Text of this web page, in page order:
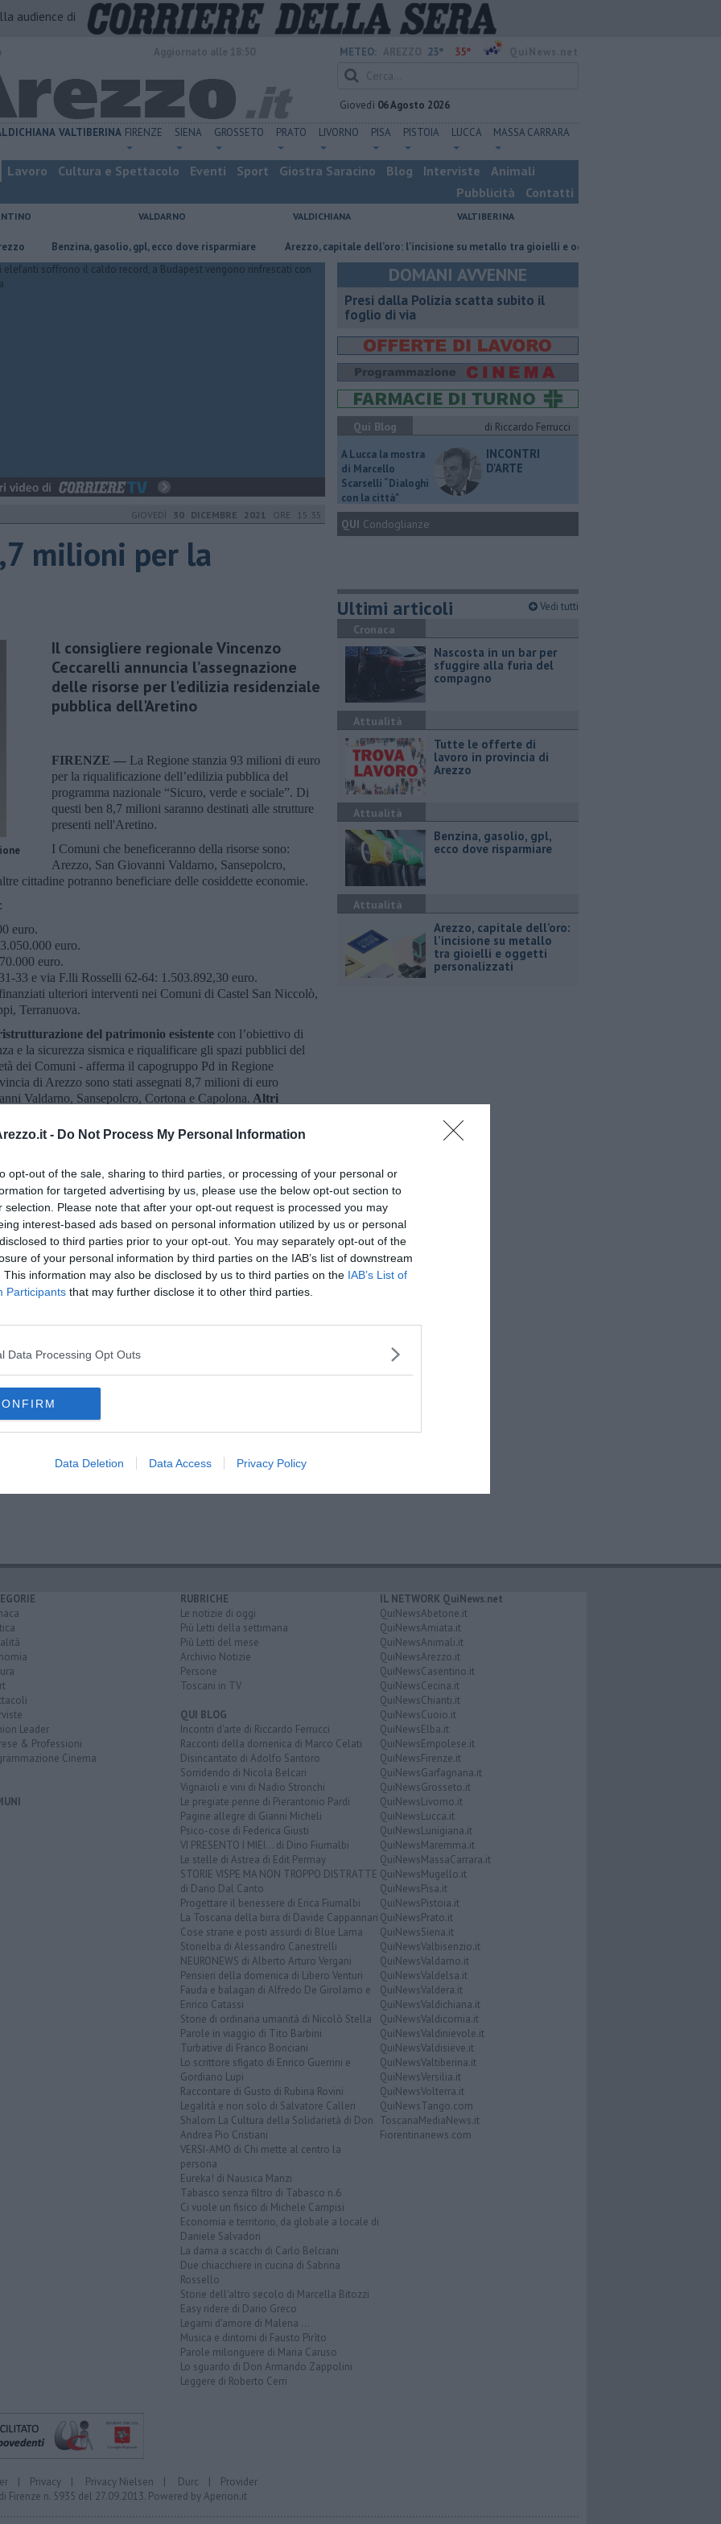
- Do Not Process My Personal Information
opt-out of the sale, sharing to third parties, or processing of your personal or
for targeted advertising by us, please use the below opt-out section to
selection. Please note that after your opt-out request is processed you may
interest-based ads based on personal information utilized by us or personal
to third parties prior to your opt-out. You may separately opt-out of the
of your personal information by third parties on the IAB’s list of downstream
This information may also be disclosed by us to third parties on the IAB’s List of
Participants that may further disclose it to other third parties.
Data Processing Opt Outs
Data Deletion Data Access Privacy Policy
audience di
METEO: 23° 35°
Giovedì 06 Agosto 2026
VALTIBERINA FIRENZE SIENA GROSSETO PRATO LIVORNO PISA PISTOIA LUCCA MASSA CARRARA
Lavoro Cultura e Spettacolo Eventi Sport Giostra Saracino Blog Interviste
Animali
Pubblicità
Contatti
VALDARNO VALDICHIANA VALTIBERINA
​Benzina, gasolio, gpl, ecco dove risparmiare Arezzo, capitale dell’oro: l’incisione su metallo tra gioielli e oggetti personalizzati
GIOVEDÌ 30 DICEMBRE 2021 ORE 15:35
milioni per la
Il consigliere regionale Vincenzo
Ceccarelli annuncia l’assegnazione
delle risorse per l'edilizia residenziale
pubblica dell'Aretino
FIRENZE — La Regione stanzia 93 milioni di euro
per la riqualificazione dell’edilizia pubblica del
programma nazionale “Sicuro, verde e sociale”. Di
questi ben 8,7 milioni saranno destinati alle strutture
presenti nell'Aretino.
I Comuni che beneficeranno della risorse sono:
Arezzo, San Giovanni Valdarno, Sansepolcro,
cittadine potranno beneficiare delle cosiddette economie.
euro.
euro.
euro.
33 e via F.lli Rosselli 62-64: 1.503.892,30 euro.
ulteriori interventi nei Comuni di Castel San Niccolò,
Terranuova.
del patrimonio esistente con l’obiettivo di
e la sicurezza sismica e riqualificare gli spazi pubblici del
dei Comuni - afferma il capogruppo Pd in Regione
di Arezzo sono stati assegnati 8,7 milioni di euro
Valdarno, Sansepolcro, Cortona e Capolona. Altri
regionale,29 milioni in tre anni . Un investimento
e un passo verso la
inquilini e dei quartieri residenziali. Un ringraziamento
Pnrr sta portando avanti ed implementando il lavoro che
iscriviti allaNewsletter QUInews - ToscanaMedia.
nella tua casella di posta.
pubblica rai 1 provincia di arezzo
san giovanni valdarno
DOMANI AVVENNE
Presi dalla Polizia scatta subito il
foglio di via
Qui Blog
di Riccardo Ferrucci
A Lucca la mostra
di Marcello
Scarselli “Dialoghi
con la città"
INCONTRI
D'ARTE
QUI Condoglianze
Ultimi articoli Vedi tutti
Cronaca
Nascosta in un bar per
sfuggire alla furia del
compagno
Attualità
​Tutte le offerte di
lavoro in provincia di
Arezzo
Attualità
​Benzina, gasolio, gpl,
ecco dove risparmiare
Attualità
Arezzo, capitale dell’oro:
l’incisione su metallo
tra gioielli e oggetti
personalizzati
Leader
& Professioni
Cinema
RUBRICHE
Le notizie di oggi
Più Letti della settimana
Più Letti del mese
Archivio Notizie
Persone
Toscani in TV
QUI BLOG
Incontri d'arte di Riccardo Ferrucci
Racconti della domenica di Marco Celati
Disincantato di Adolfo Santoro
Sorridendo di Nicola Belcari
Vignaioli e vini di Nadio Stronchi
Le pregiate penne di Pierantonio Pardi
Pagine allegre di Gianni Micheli
Psico-cose di Federica Giusti
VI PRESENTO I MIEI... di Dino Fiumalbi
Le stelle di Astrea di Edit Permay
STORIE VISPE MA NON TROPPO DISTRATTE
di Dario Dal Canto
Progettare il benessere di Erica Fiumalbi
La Toscana della birra di Davide Cappannari
Cose strane e posti assurdi di Blue Lama
Storielba di Alessandro Canestrelli
NEURONEWS di Alberto Arturo Vergani
Pensieri della domenica di Libero Venturi
Fauda e balagan di Alfredo De Girolamo e
Enrico Catassi
Storie di ordinaria umanità di Nicolò Stella
Parole in viaggio di Tito Barbini
Turbative di Franco Bonciani
Lo scrittore sfigato di Enrico Guerrini e
Gordiano Lupi
Raccontare di Gusto di Rubina Rovini
Legalità e non solo di Salvatore Calleri
Shalom La Cultura della Solidarietà di Don
Andrea Pio Cristiani
VERSI-AMO di Chi mette al centro la
persona
Eureka! di Nausica Manzi
Tabasco senza filtro di Tabasco n.6
Ci vuole un fisico di Michele Campisi
Economia e territorio, da globale a locale di
Daniele Salvadori
La dama a scacchi di Carlo Belciani
Due chiacchiere in cucina di Sabrina
Rossello
Storie dell'altro secolo di Marcella Bitozzi
Easy ridere di Dario Greco
Legami d'amore di Malena ...
Musica e dintorni di Fausto Pirìto
Parole milonguere di Maria Caruso
Lo sguardo di Don Armando Zappolini
Leggere di Roberto Cerri
IL NETWORK QuiNews.net
QuiNewsAbetone.it
QuiNewsAmiata.it
QuiNewsAnimali.it
QuiNewsArezzo.it
QuiNewsCasentino.it
QuiNewsCecina.it
QuiNewsChianti.it
QuiNewsCuoio.it
QuiNewsElba.it
QuiNewsEmpolese.it
QuiNewsFirenze.it
QuiNewsGarfagnana.it
QuiNewsGrosseto.it
QuiNewsLivorno.it
QuiNewsLucca.it
QuiNewsLunigiana.it
QuiNewsMaremma.it
QuiNewsMassaCarrara.it
QuiNewsMugello.it
QuiNewsPisa.it
QuiNewsPistoia.it
QuiNewsPrato.it
QuiNewsSiena.it
QuiNewsValbisenzio.it
QuiNewsValdarno.it
QuiNewsValdelsa.it
QuiNewsValdera.it
QuiNewsValdichiana.it
QuiNewsValdicornia.it
QuiNewsValdinievole.it
QuiNewsValdisieve.it
QuiNewsValtiberina.it
QuiNewsVersilia.it
QuiNewsVolterra.it
QuiNewsTango.com
ToscanaMediaNews.it
Fiorentinanews.com
| Privacy | Privacy Nielsen | Durc | Provider
n. 5935 del 27.09.2013. Powered byAperion.it